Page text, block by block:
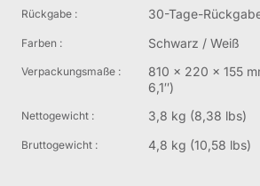
Rückgabe : 30-Tage-
Farben : Schwarz / Weiß
Verpackungsmaße :
810 x 220 x 155
6,1″)
Nettogewicht : 3,8 kg (8,38 lbs)
Bruttogewicht : 4,8 kg (10,58 lbs)